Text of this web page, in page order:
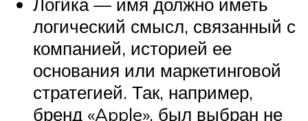
логический смысл, связанный с
компанией, историей ее
основания или маркетинговой
стратегией. Так, например,
бренд «Apple», был выбран не